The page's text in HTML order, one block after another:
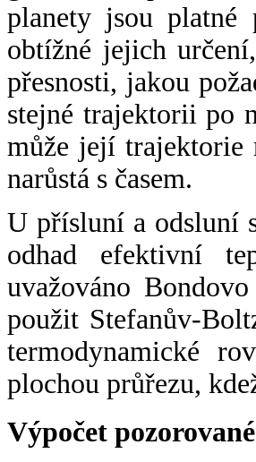
planety jsou platné
obtížné jejich
přesnosti, jakou
stejné trajektorii po
může její trajektorie
narůstá s časem.
U přísluní a odsluní
odhad efektivní
uvažováno
použit Stefanův-
termodynamické
plochou průřezu,
Výpočet